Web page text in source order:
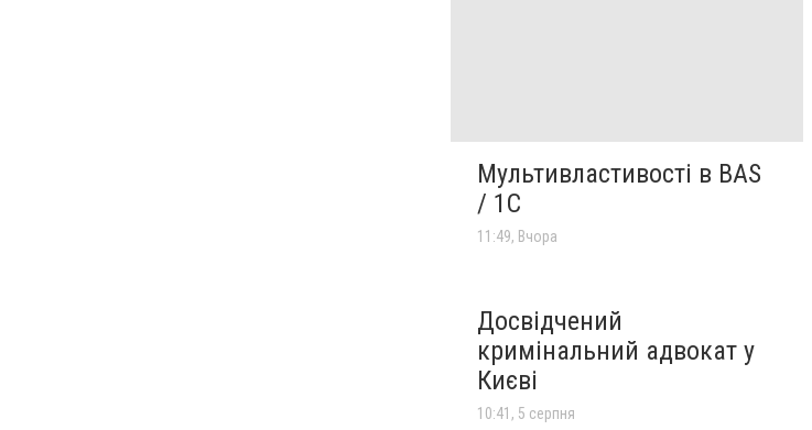
Мультивластивості в BAS
/ 1C
11:49, Вчора
Досвідчений
кримінальний адвокат у
Києві
10:41, 5 серпня